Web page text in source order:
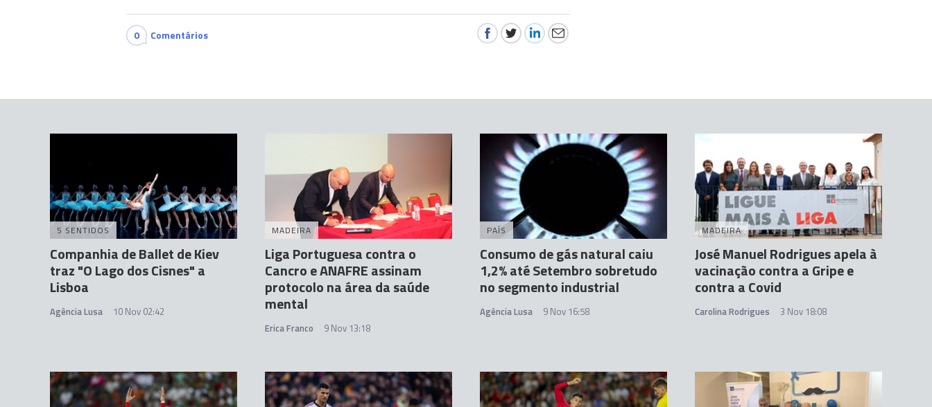
0 Comentários
5 SENTIDOS
Companhia de Ballet de Kiev
traz "O Lago dos Cisnes" a
Lisboa
Agência Lusa 10 Nov 02:42
MADEIRA
Liga Portuguesa contra o
Cancro e ANAFRE assinam
protocolo na área da saúde
mental
Erica Franco 9 Nov 13:18
PAÍS
Consumo de gás natural caiu
1,2% até Setembro sobretudo
no segmento industrial
Agência Lusa 9 Nov 16:58
MADEIRA
José Manuel Rodrigues apela à
vacinação contra a Gripe e
contra a Covid
Carolina Rodrigues 3 Nov 18:08